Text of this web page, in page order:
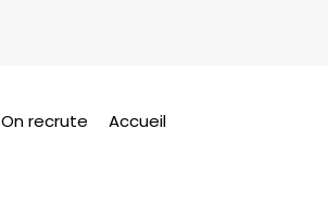
On recrute Accueil